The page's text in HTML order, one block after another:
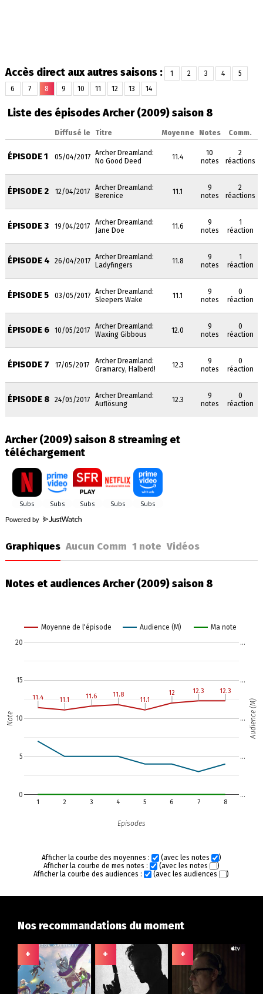
Accès direct aux autres saisons : 1 2 3 4
5
6
7 8 9 10 11 12 13 14
Liste des épisodes Archer (2009) saison 8
Diffusé le Titre Moyenne Notes Comm.
ÉPISODE 1 05/04/2017 Archer Dreamland:
No Good Deed
11.4
10
notes
2
réactions
ÉPISODE 2 12/04/2017
Archer Dreamland:
Berenice
11.1
9
notes
2
réactions
ÉPISODE 3 19/04/2017
Archer Dreamland:
Jane Doe
11.6
9
notes
1
réaction
ÉPISODE 4 26/04/2017 Archer Dreamland:
Ladyfingers
11.8
9
notes
1
réaction
ÉPISODE 5 03/05/2017 Archer Dreamland:
Sleepers Wake
11.1
9
notes
0
réaction
ÉPISODE 6 10/05/2017
Archer Dreamland:
Waxing Gibbous
12.0
9
notes
0
réaction
ÉPISODE 7 17/05/2017
Archer Dreamland:
Gramarcy, Halberd!
12.3
9
notes
0
réaction
ÉPISODE 8 24/05/2017
Archer Dreamland:
Auflösung
12.3
9
notes
0
réaction
Archer (2009) saison 8 streaming et
téléchargement
Powered by
Graphiques Aucun Comm 1 note Vidéos
Notes et audiences Archer (2009) saison 8
Moyenne de l'épisode Audience (M) Ma note
1 2 3 4 5 6 7 8
0
5
10
15
20
…
…
…
…
…
11.4
11.4 11.1
11.1 11.6
11.6 11.8
11.8
11.1
11.1
12
12 12.3
12.3 12.3
12.3
Episodes
Note Audience (M)
Afficher la courbe des moyennes : (avec les notes
)
Afficher la courbe de mes notes :
(avec les notes
)
Afficher la courbe des audiences :
(avec les audiences )
Nos recommandations du moment
+ + +